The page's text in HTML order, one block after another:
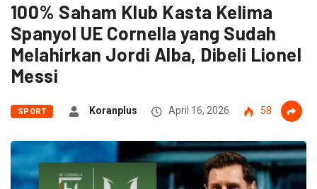
100% Saham Klub Kasta Kelima
Spanyol UE Cornella yang Sudah
Melahirkan Jordi Alba, Dibeli Lionel
Messi
SPORT Koranplus April 16, 2026 58